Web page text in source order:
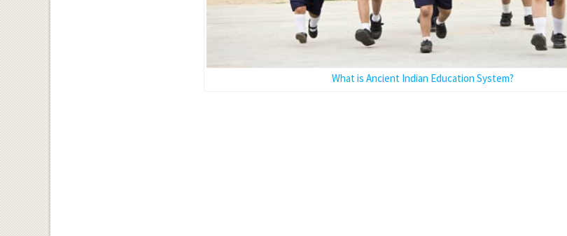
What is Ancient Indian Education System?